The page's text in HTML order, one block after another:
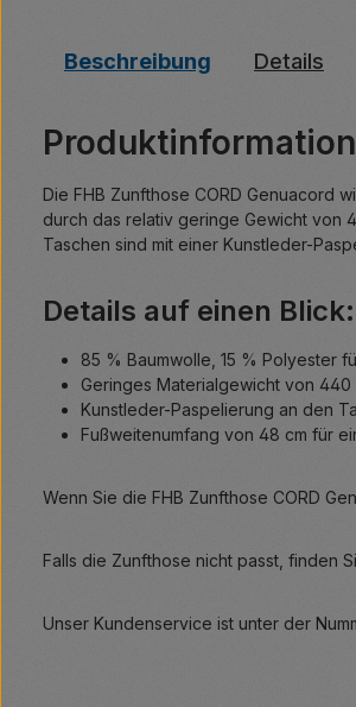
Beschreibung Details
Die FHB Zunfthose CORD Genuacord
durch das relativ geringe Gewicht von
Taschen sind mit einer Kunstleder-
Details auf einen Blick:
85 % Baumwolle, 15 % Polyester
Geringes Materialgewicht von
Kunstleder-Paspelierung an den
Fußweitenumfang von 48 cm für
Wenn Sie die FHB Zunfthose CORD
Falls die Zunfthose nicht passt, finden
Unser Kundenservice ist unter der